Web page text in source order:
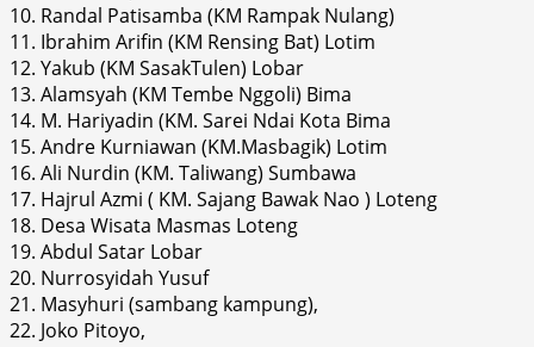
10. Randal Patisamba (KM Rampak Nulang)
11. Ibrahim Arifin (KM Rensing Bat) Lotim
12. Yakub (KM SasakTulen) Lobar
13. Alamsyah (KM Tembe Nggoli) Bima
14. M. Hariyadin (KM. Sarei Ndai Kota Bima
15. Andre Kurniawan (KM.Masbagik) Lotim
16. Ali Nurdin (KM. Taliwang) Sumbawa
17. Hajrul Azmi ( KM. Sajang Bawak Nao ) Loteng
18. Desa Wisata Masmas Loteng
19. Abdul Satar Lobar
20. Nurrosyidah Yusuf
21. Masyhuri (sambang kampung),
22. Joko Pitoyo,